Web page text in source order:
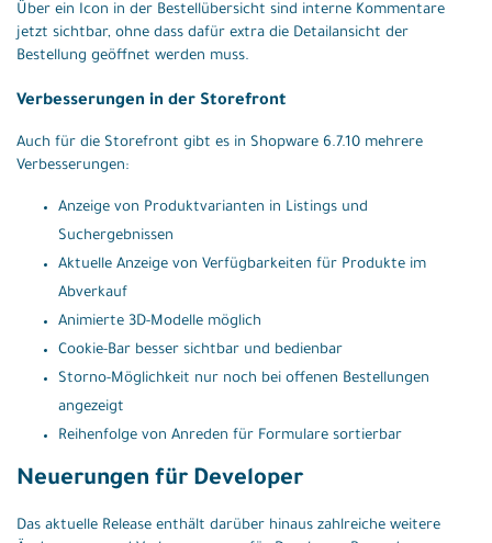
Über ein Icon in der Bestellübersicht sind interne Kommentare
jetzt sichtbar, ohne dass dafür extra die Detailansicht der
Bestellung geöffnet werden muss.
Verbesserungen in der Storefront
Auch für die Storefront gibt es in Shopware 6.7.10 mehrere
Verbesserungen:
Anzeige von Produktvarianten in Listings und
Suchergebnissen
Aktuelle Anzeige von Verfügbarkeiten für Produkte im
Abverkauf
Animierte 3D-Modelle möglich
Cookie-Bar besser sichtbar und bedienbar
Storno-Möglichkeit nur noch bei offenen Bestellungen
angezeigt
Reihenfolge von Anreden für Formulare sortierbar
Neuerungen für Developer
Das aktuelle Release enthält darüber hinaus zahlreiche weitere